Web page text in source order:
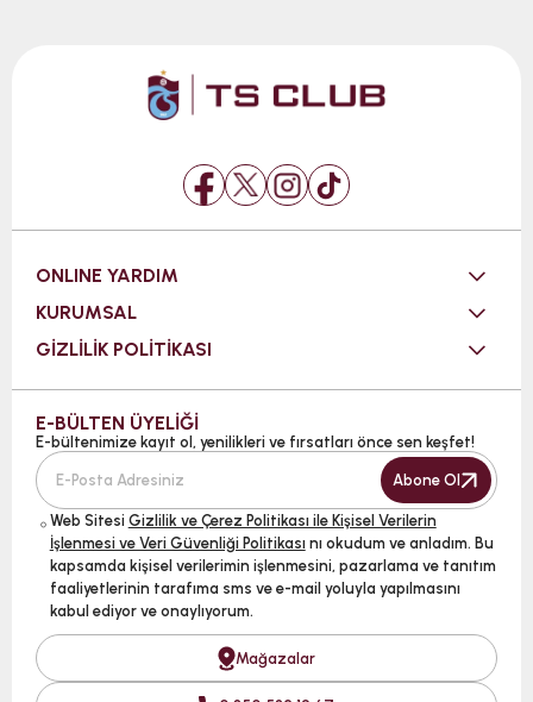
ONLINE YARDIM
KURUMSAL
GİZLİLİK POLİTİKASI
E-BÜLTEN ÜYELİĞİ
E-bültenimize kayıt ol, yenilikleri ve fırsatları önce sen keşfet!
Abone Ol
Web Sitesi Gizlilik ve Çerez Politikası ile Kişisel Verilerin
İşlenmesi ve Veri Güvenliği Politikası nı okudum ve anladım. Bu
kapsamda kişisel verilerimin işlenmesini, pazarlama ve tanıtım
faaliyetlerinin tarafıma sms ve e-mail yoluyla yapılmasını
kabul ediyor ve onaylıyorum.
Mağazalar